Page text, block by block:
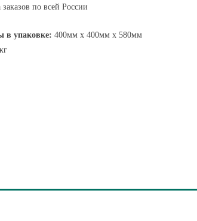
по всей России
в упаковке: 400мм x 400мм x 580мм